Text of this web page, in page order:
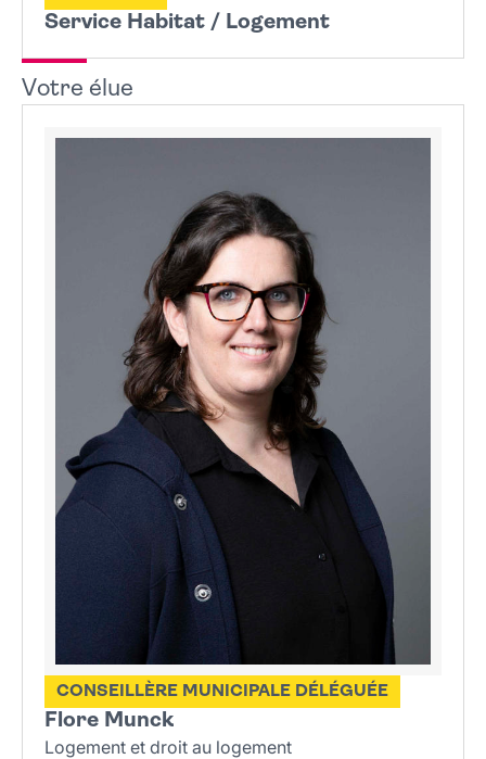
État des risques et pollutions
Office Public de l’Habitat et logements sociaux
Démarche en ligne
Lutte contre l’habitat indigne
Punaises de lit
Service Habitat / Logement
Votre élue
Flore Munck
CONSEILLÈRE MUNICIPALE DÉLÉGUÉE
Logement et droit au logement